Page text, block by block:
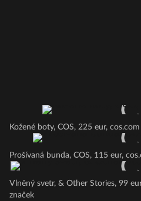
Kožené boty, COS, 225 eur, cos.com
Prošívaná bunda, COS, 115 eur,
Vlněný svetr, & Other Stories, 99
značek